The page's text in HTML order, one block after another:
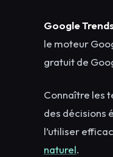
Google Trends
le moteur
gratuit de
Connaître les
des décisions
l’utiliser
naturel.